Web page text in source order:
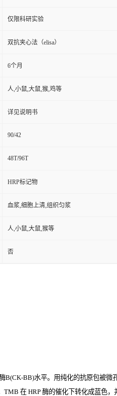
仅限科研实验
双抗夹心法（elisa）
6个月
人,小鼠,大鼠,猴,鸡等
详见说明书
90/42
48T/96T
HRP标记物
血浆,细胞上清,组织匀浆
人,小鼠,大鼠,猴等
否
B(CK-BB)水平。用纯化的抗原包被微
TMB 在 HRP 酶的催化下转化成蓝色，